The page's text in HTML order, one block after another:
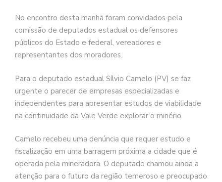
No encontro desta manhã foram convidados pela
comissão de deputados estadual os defensores
públicos do Estado e federal, vereadores e
representantes dos moradores.
Para o deputado estadual Sílvio Camelo (PV) se faz
urgente o parecer de empresas especializadas e
independentes para apresentar estudos de viabilidade
na continuidade da Vale Verde explorar o minério.
Camelo recebeu uma denúncia que requer estudo e
fiscalização em uma barragem próxima a cidade que é
operada pela mineradora. O deputado chamou ainda a
atenção para o futuro da região temeroso e preocupado